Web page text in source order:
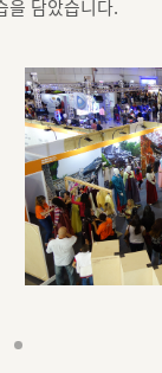
을 담았습니다.